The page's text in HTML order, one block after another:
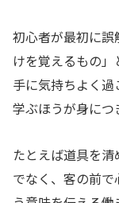
初心者が最初に
けを覚えるもの
手に気持ちよく
学ぶほうが身につ
たとえば道具を
でなく、客の前